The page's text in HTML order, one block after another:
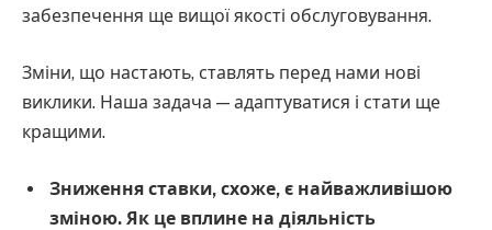
забезпечення ще вищої якості обслуговування.
Зміни, що настають, ставлять перед нами нові
виклики. Наша задача — адаптуватися і стати ще
кращими.
Зниження ставки, схоже, є найважливішою
зміною. Як це вплине на діяльність